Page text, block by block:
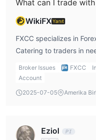
What can I trade with
WikiFXYanıt
FXCC specializes in
Catering to traders in
Broker Issues FXCC
Account
2025-07-05
Amerika
Eziol